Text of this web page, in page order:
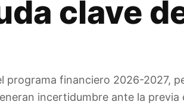
clave
programa financiero 2026-2027,
incertidumbre ante la previa